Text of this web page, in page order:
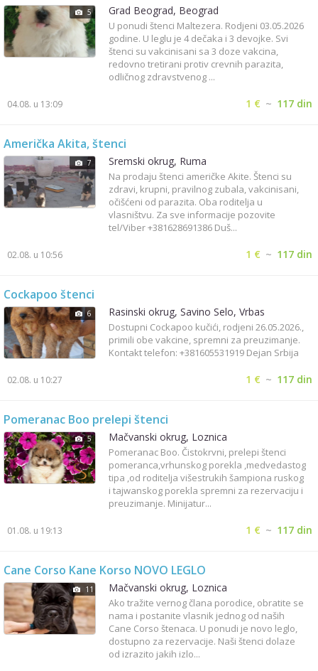
5 Grad Beograd, Beograd
U ponudi štenci Maltezera. Rodjeni 03.05.2026
godine. U leglu je 4 dečaka i 3 devojke. Svi
štenci su vakcinisani sa 3 doze vakcina,
redovno tretirani protiv crevnih parazita,
odličnog zdravstvenog ...
1 € ~ 117 din
04.08. u 13:09
Američka Akita, štenci
7 Sremski okrug, Ruma
Na prodaju štenci američke Akite. Štenci su
zdravi, krupni, pravilnog zubala, vakcinisani,
očišćeni od parazita. Oba roditelja u
vlasništvu. Za sve informacije pozovite
tel/Viber +381628691386 Duš...
1 € ~ 117 din
02.08. u 10:56
Cockapoo štenci
6 Rasinski okrug, Savino Selo, Vrbas
Dostupni Cockapoo kučići, rodjeni 26.05.2026.,
primili obe vakcine, spremni za preuzimanje.
Kontakt telefon: +381605531919 Dejan Srbija
1 € ~ 117 din
02.08. u 10:27
Pomeranac Boo prelepi štenci
5 Mačvanski okrug, Loznica
Pomeranac Boo. Čistokrvni, prelepi štenci
pomeranca,vrhunskog porekla ,medvedastog
tipa ,od roditelja višestrukih šampiona ruskog
i tajwanskog porekla spremni za rezervaciju i
preuzimanje. Minijatur...
1 € ~ 117 din
01.08. u 19:13
Cane Corso Kane Korso NOVO LEGLO
11 Mačvanski okrug, Loznica
Ako tražite vernog člana porodice, obratite se
nama i postanite vlasnik jednog od naših
Cane Corso štenaca. U ponudi je novo leglo,
dostupno za rezervacije. Naši štenci dolaze
od izrazito jakih izlo...